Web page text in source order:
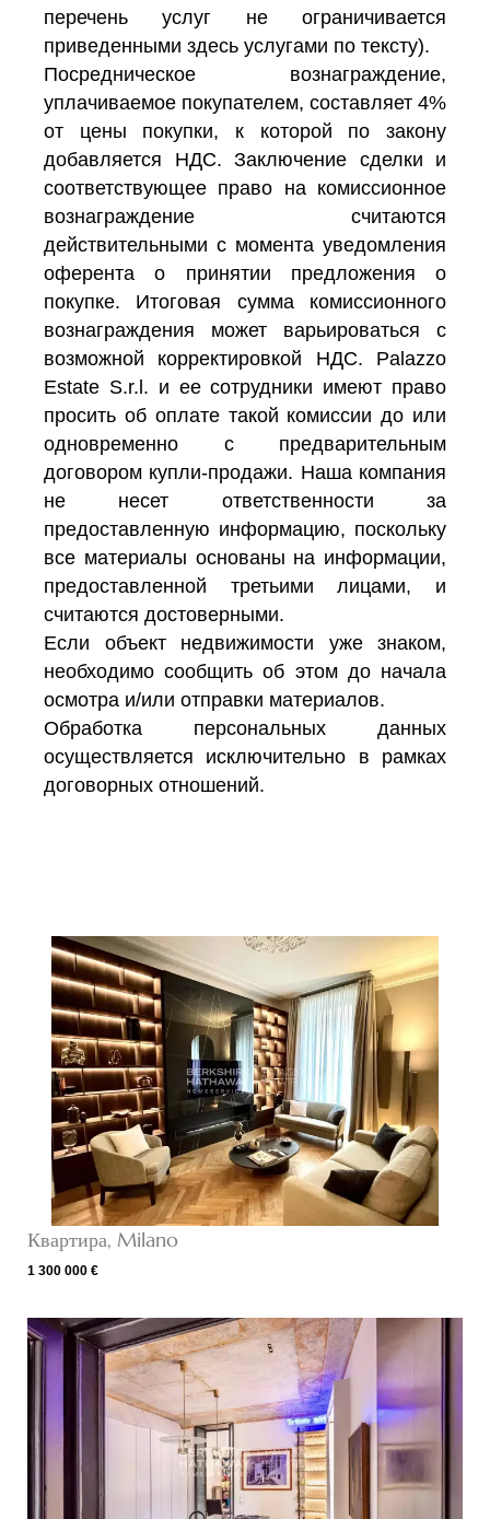
перечень услуг не ограничивается
приведенными здесь услугами по тексту).
Посредническое вознаграждение,
уплачиваемое покупателем, составляет 4%
от цены покупки, к которой по закону
добавляется НДС. Заключение сделки и
соответствующее право на комиссионное
вознаграждение считаются
действительными с момента уведомления
оферента о принятии предложения о
покупке. Итоговая сумма комиссионного
вознаграждения может варьироваться с
возможной корректировкой НДС. Palazzo
Estate S.r.l. и ее сотрудники имеют право
просить об оплате такой комиссии до или
одновременно с предварительным
договором купли-продажи. Наша компания
не несет ответственности за
предоставленную информацию, поскольку
все материалы основаны на информации,
предоставленной третьими лицами, и
считаются достоверными.
Если объект недвижимости уже знаком,
необходимо сообщить об этом до начала
осмотра и/или отправки материалов.
Обработка персональных данных
осуществляется исключительно в рамках
договорных отношений.
Квартира, Milano
1 300 000 €